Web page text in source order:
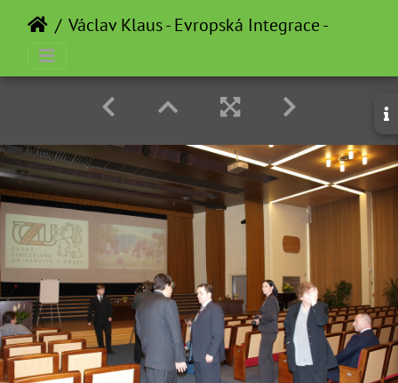
Václav Klaus - Evropská Integrace - 2012-